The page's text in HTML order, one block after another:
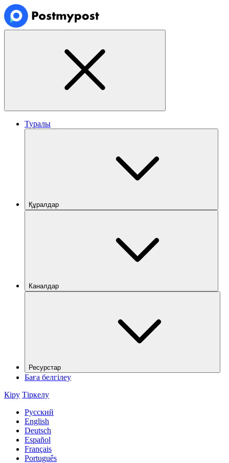
Туралы
Құралдар
Каналдар
Ресурстар
Баға белгілеу
Кіру Тіркелу
Русский
English
Deutsch
Español
Français
Português